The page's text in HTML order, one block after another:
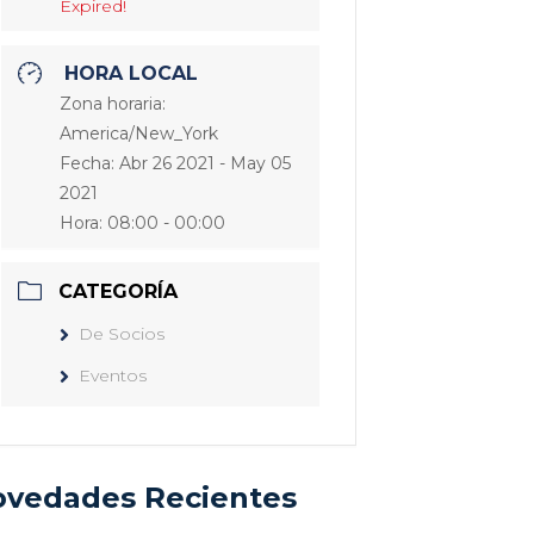
Expired!
HORA LOCAL
Zona horaria:
America/New_York
Fecha:Abr 26 2021 - May 05
2021
Hora: 08:00 - 00:00
CATEGORÍA
De Socios
Eventos
Recientes